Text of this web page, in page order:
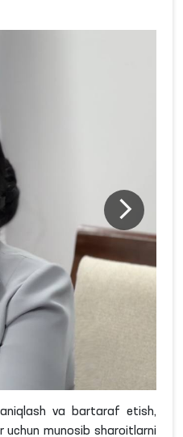
va bartaraf etish,
uchun munosib sharoitlarni